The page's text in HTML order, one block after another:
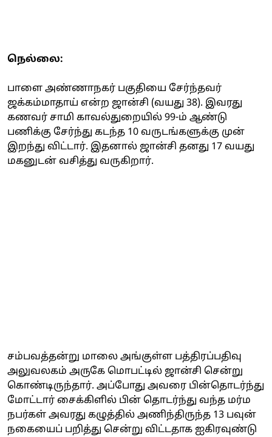
நெல்லை:
பாளை அண்ணாநகர் பகுதியை சேர்ந்தவர்
ஜக்கம்மாதாய் என்ற ஜான்சி (வயது 38). இவரது
கணவர் சாமி காவல்துறையில் 99-ம் ஆண்டு
பணிக்கு சேர்ந்து கடந்த 10 வருடங்களுக்கு முன்
இறந்து விட்டார். இதனால் ஜான்சி தனது 17 வயது
மகனுடன் வசித்து வருகிறார்.
சம்பவத்தன்று மாலை அங்குள்ள பத்திரப்பதிவு
அலுவலகம் அருகே மொபட்டில் ஜான்சி சென்று
கொண்டிருந்தார். அப்போது அவரை பின்தொடர்ந்து
மோட்டார் சைக்கிளில் பின் தொடர்ந்து வந்த மர்ம
நபர்கள் அவரது கழுத்தில் அணிந்திருந்த 13 பவுன்
நகையைப் பறித்து சென்று விட்டதாக ஐகிரவுண்டு